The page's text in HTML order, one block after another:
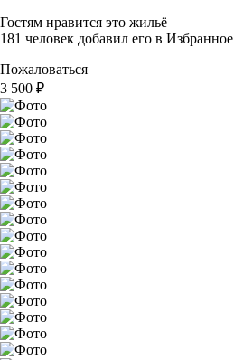
Гостям нравится это жильё
181 человек добавил его в Избранное
Пожаловаться
3 500 ₽